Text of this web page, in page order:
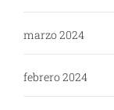
marzo 2024
febrero 2024